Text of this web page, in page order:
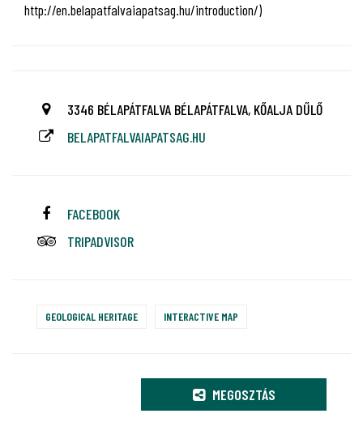
http://en.belapatfalvaiapatsag.hu/introduction/)
3346 BÉLAPÁTFALVA BÉLAPÁTFALVA, KŐALJA DŰLŐ
BELAPATFALVAIAPATSAG.HU
FACEBOOK
TRIPADVISOR
GEOLOGICAL HERITAGE INTERACTIVE MAP
MEGOSZTÁS